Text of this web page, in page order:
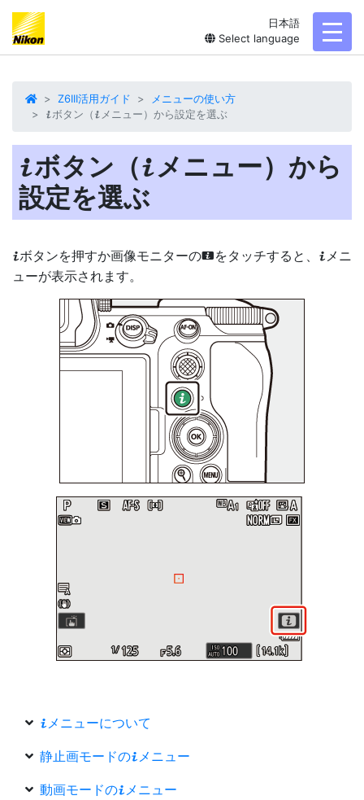
日本語
Select language
Z6III活用ガイド メニューの使い方
iボタン（ i メニュー）から設定を選ぶ
iボタン（iメニュー）から
設定を選ぶ
iボタンを押すか画像モニターのi をタッチすると、 i メニ
ューが表示されます。
i メニューについて
静止画モードのi メニュー
動画モードのi メニュー